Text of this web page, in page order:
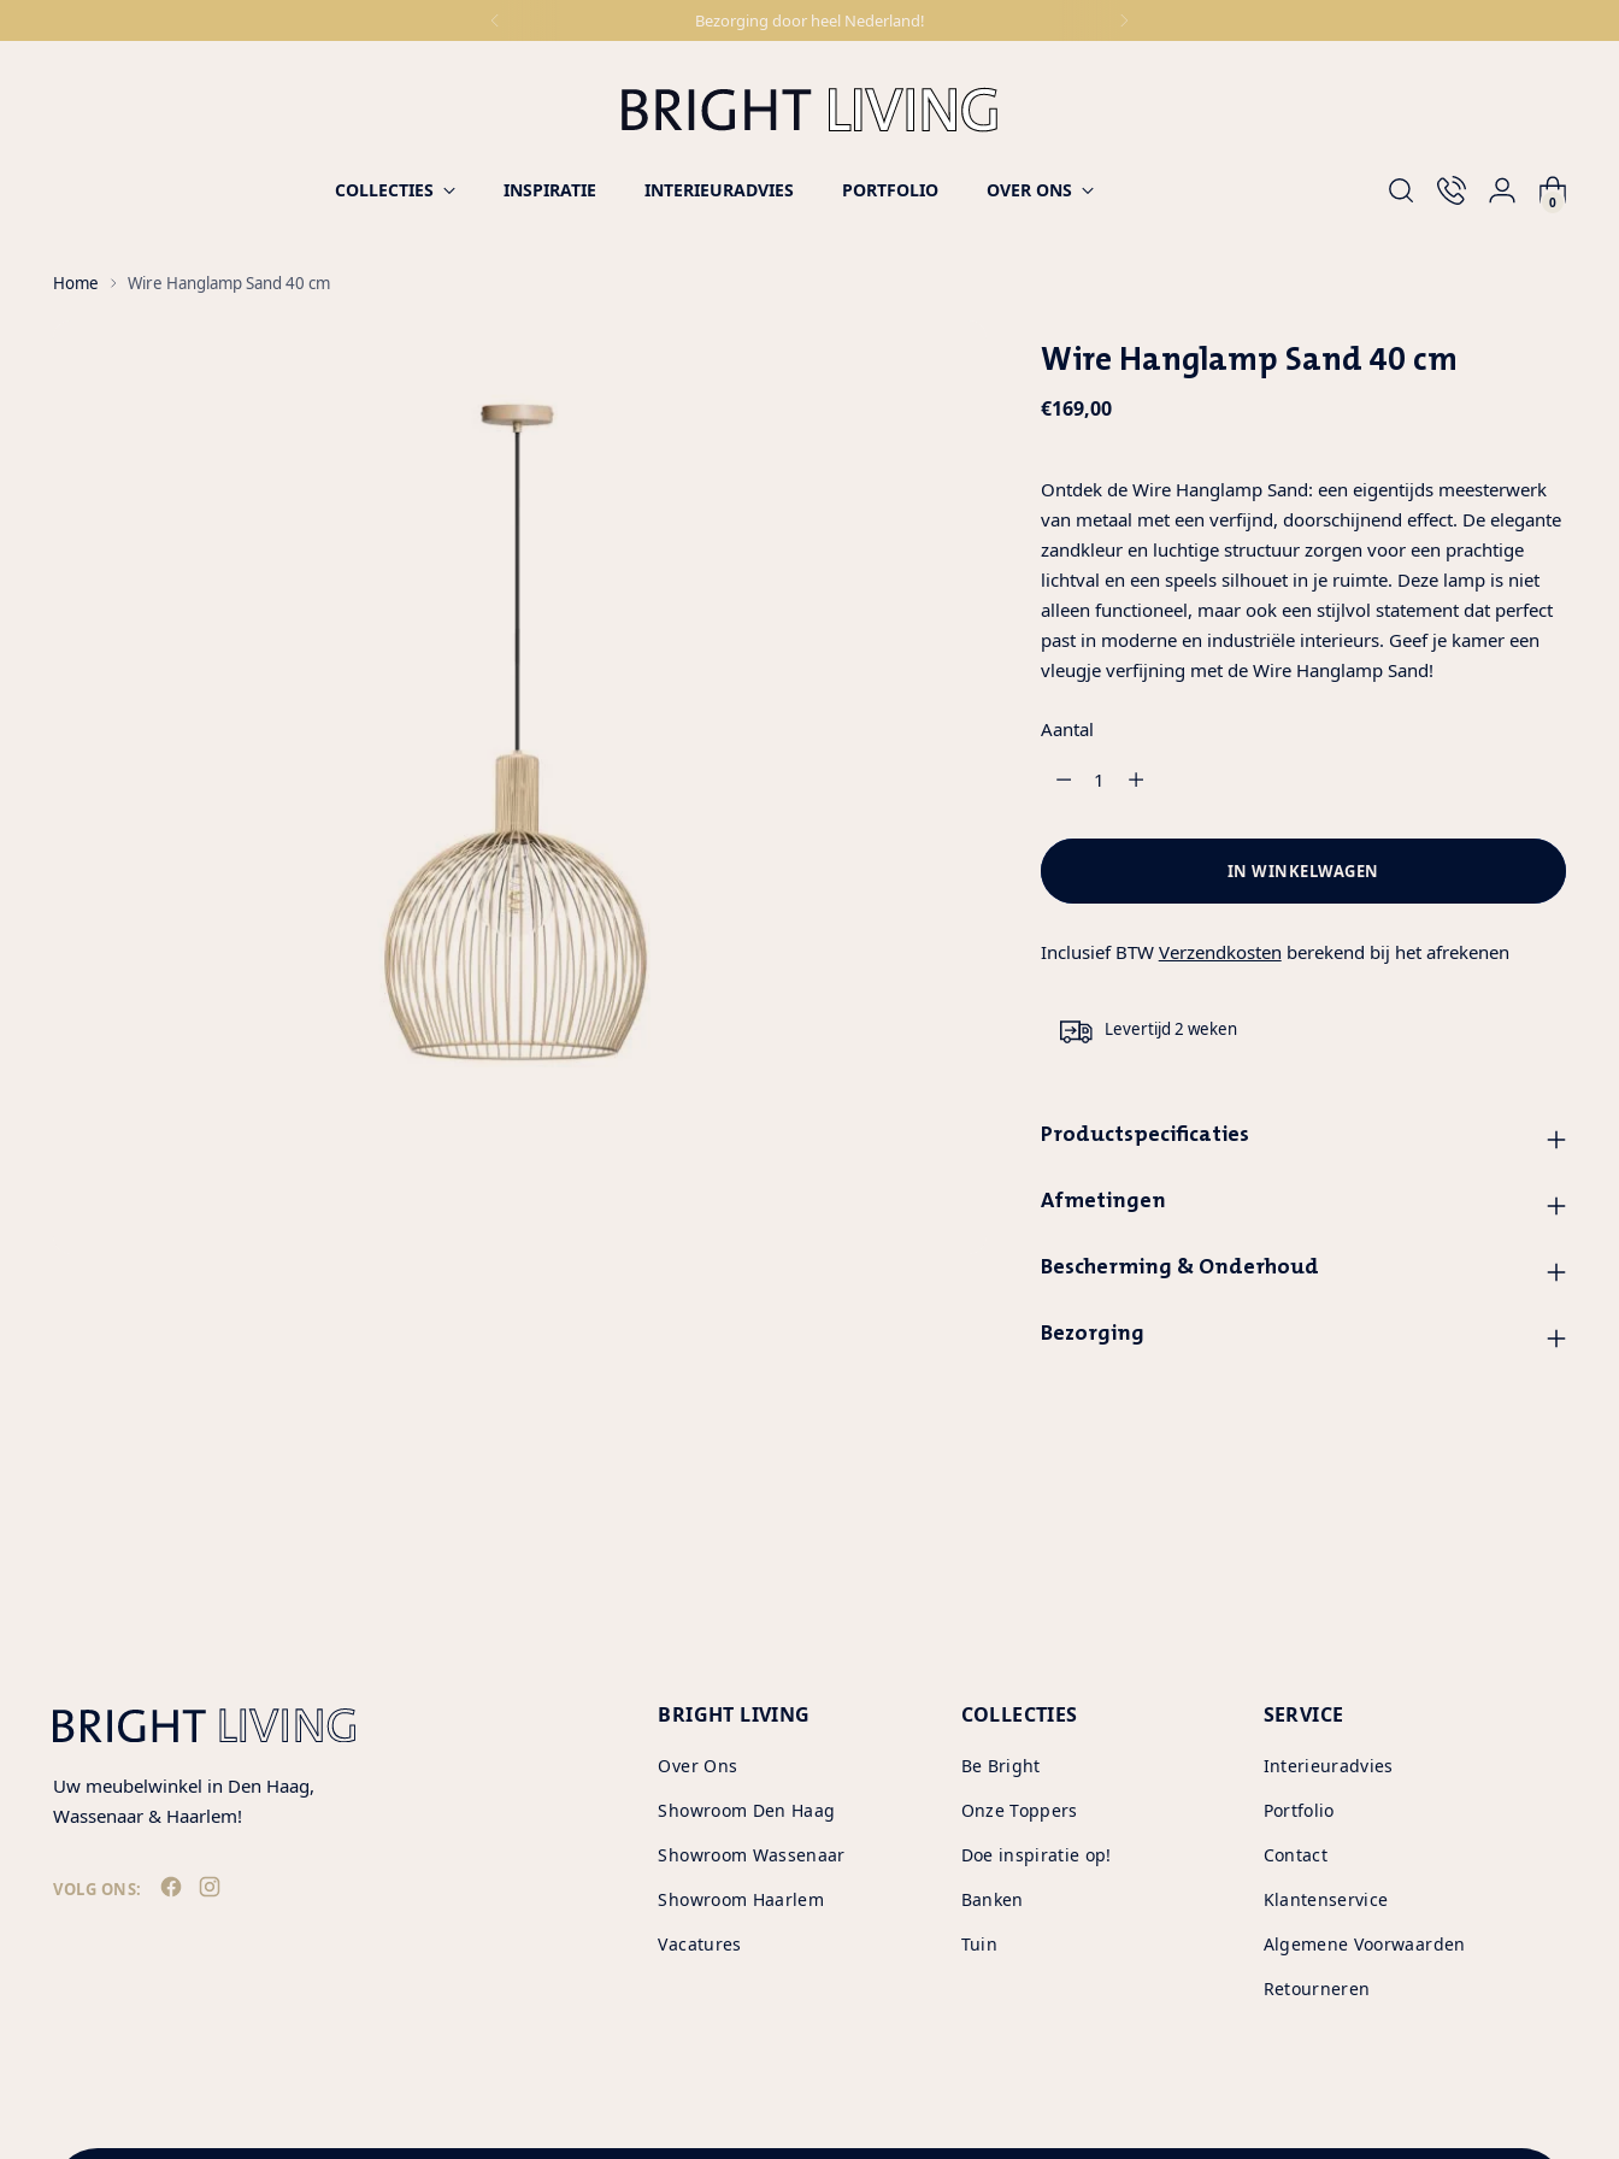
Bezorging door heel Nederland!
COLLECTIES INSPIRATIE INTERIEURADVIES PORTFOLIO OVER ONS
0
Home Wire Hanglamp Sand 40 cm
Wire Hanglamp Sand 40 cm
Normale
€169,00
Ontdek de Wire Hanglamp Sand: een eigentijds meesterwerk
van metaal met een verfijnd, doorschijnend effect. De elegante
zandkleur en luchtige structuur zorgen voor een prachtige
lichtval en een speels silhouet in je ruimte. Deze lamp is niet
alleen functioneel, maar ook een stijlvol statement dat perfect
past in moderne en industriële interieurs. Geef je kamer een
vleugje verfijning met de Wire Hanglamp Sand!
Aantal
IN WINKELWAGEN
Inclusief BTW Verzendkosten berekend bij het afrekenen
Levertijd 2 weken
Productspecificaties
Afmetingen
Bescherming & Onderhoud
Bezorging
Uw meubelwinkel in Den Haag,
Wassenaar & Haarlem!
VOLG ONS:
BRIGHT LIVING
Over Ons
Showroom Den Haag
Showroom Wassenaar
Showroom Haarlem
Vacatures
COLLECTIES
Be Bright
Onze Toppers
Doe inspiratie op!
Banken
Tuin
SERVICE
Interieuradvies
Portfolio
Contact
Klantenservice
Algemene Voorwaarden
Retourneren